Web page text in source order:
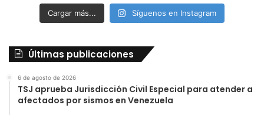
Cargar más... Síguenos en Instagram
Últimas publicaciones
6 de agosto de 2026
TSJ aprueba Jurisdicción Civil Especial para atender a
afectados por sismos en Venezuela